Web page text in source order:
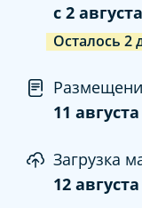
c 2 августа
Осталось 2
11 августа
Загрузка
12 августа